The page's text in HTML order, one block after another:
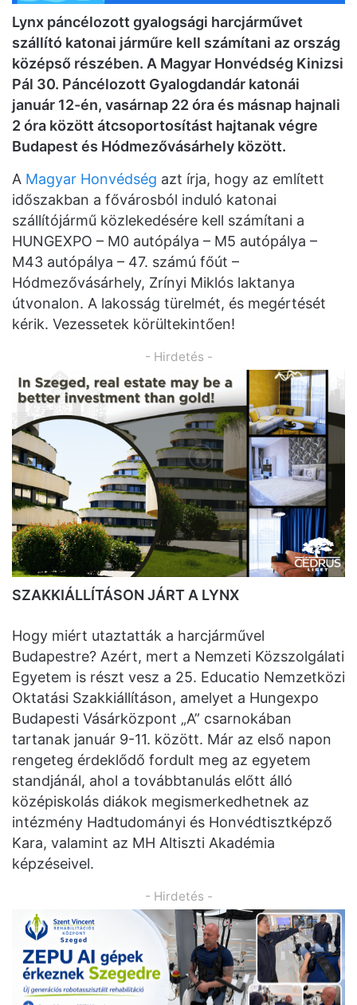
Lynx páncélozott gyalogsági harcjárművet
szállító katonai járműre kell számítani az ország
középső részében. A Magyar Honvédség Kinizsi
Pál 30. Páncélozott Gyalogdandár katonái
január 12-én, vasárnap 22 óra és másnap hajnali
2 óra között átcsoportosítást hajtanak végre
Budapest és Hódmezővásárhely között.
A Magyar Honvédség azt írja, hogy az említett
időszakban a fővárosból induló katonai
szállítójármű közlekedésére kell számítani a
HUNGEXPO – M0 autópálya – M5 autópálya –
M43 autópálya – 47. számú főút –
Hódmezővásárhely, Zrínyi Miklós laktanya
útvonalon. A lakosság türelmét, és megértését
kérik. Vezessetek körültekintően!
- Hirdetés -
SZAKKIÁLLÍTÁSON JÁRT A LYNX
Hogy miért utaztatták a harcjárművel
Budapestre? Azért, mert a Nemzeti Közszolgálati
Egyetem is részt vesz a 25. Educatio Nemzetközi
Oktatási Szakkiállításon, amelyet a Hungexpo
Budapesti Vásárközpont „A” csarnokában
tartanak január 9-11. között. Már az első napon
rengeteg érdeklődő fordult meg az egyetem
standjánál, ahol a továbbtanulás előtt álló
középiskolás diákok megismerkedhetnek az
intézmény Hadtudományi és Honvédtisztképző
Kara, valamint az MH Altiszti Akadémia
képzéseivel.
- Hirdetés -